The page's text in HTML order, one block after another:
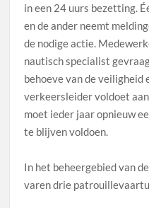
in een 24 uurs bezetting.
en de ander neemt
de nodige actie.
nautisch specialist
behoeve van de
verkeersleider voldoet
moet ieder jaar opnieuw
te blijven voldoen.
In het beheergebied van
varen drie